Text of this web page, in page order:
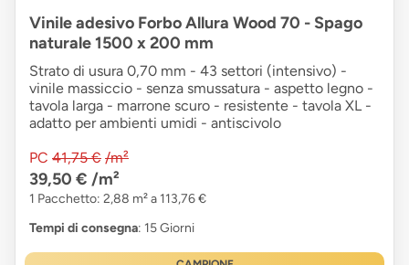
Vinile adesivo Forbo Allura Wood 70 - Spago
naturale 1500 x 200 mm
Strato di usura 0,70 mm - 43 settori (intensivo) -
vinile massiccio - senza smussatura - aspetto legno -
tavola larga - marrone scuro - resistente - tavola XL -
adatto per ambienti umidi - antiscivolo
PC 41,75 € /m²
39,50 € /m²
1 Pacchetto: 2,88 m² a 113,76 €
Tempi di consegna: 15 Giorni